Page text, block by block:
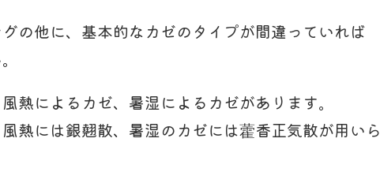
の他に、基本的なカゼのタイプが間違っていれば
熱によるカゼ、暑湿によるカゼがあります。
熱には銀翹散、暑湿のカゼには藿香正気散が用いら